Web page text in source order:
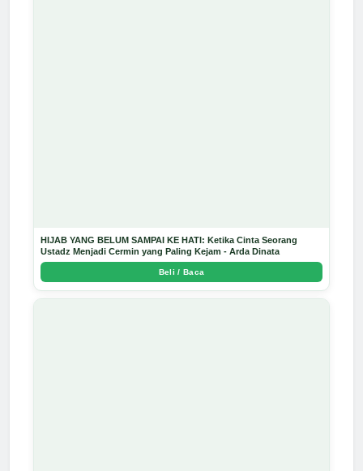
HIJAB YANG BELUM SAMPAI KE HATI: Ketika Cinta Seorang
Ustadz Menjadi Cermin yang Paling Kejam - Arda Dinata
Beli / Baca